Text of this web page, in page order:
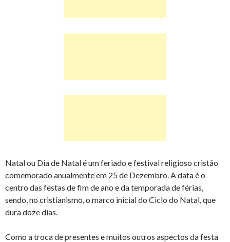
Natal ou Dia de Natal é um feriado e festival religioso cristão
comemorado anualmente em 25 de Dezembro. A data é o
centro das festas de fim de ano e da temporada de férias,
sendo, no cristianismo, o marco inicial do Ciclo do Natal, que
dura doze dias.
Como a troca de presentes e muitos outros aspectos da festa